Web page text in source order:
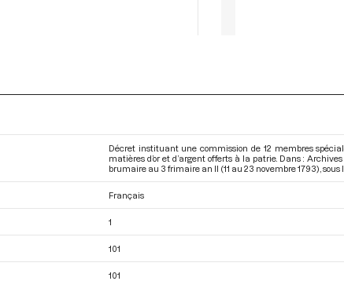
Décret instituant une commission de 12 membres
matières d’or et d’argent offerts à la patrie. Dans :
brumaire au 3 frimaire an II (11 au 23 novembre 1793) ,
Français
1
101
101